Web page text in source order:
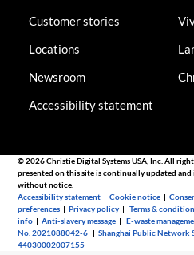
Customer stories
Locations
Newsroom
Accessibility statement
© 2026 Christie Digital Systems USA, Inc. All
presented on this site is continually updated and
without notice.
Accessibility statement |Cookie notice |
preferences |Privacy policy |Terms &
info |Anti-slavery message |E-waste
No. 2021088042-6 |Shanghai Public Network
44030002007155